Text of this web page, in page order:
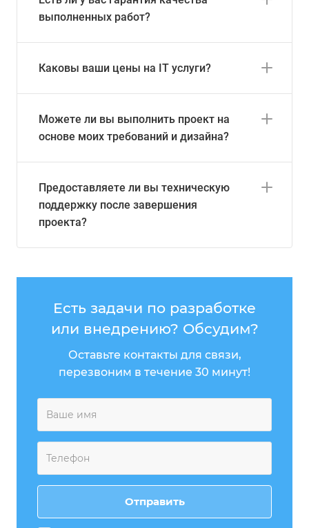
выполненных работ?
Каковы ваши цены на IT услуги?
Можете ли вы выполнить проект на
основе моих требований и дизайна?
Предоставляете ли вы техническую
поддержку после завершения
проекта?
Есть задачи по разработке
или внедрению? Обсудим?
Оставьте контакты для связи,
перезвоним в течение 30 минут!